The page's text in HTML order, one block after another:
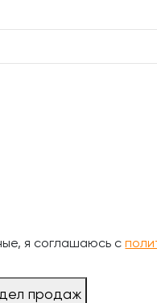
я соглашаюсь с
продаж